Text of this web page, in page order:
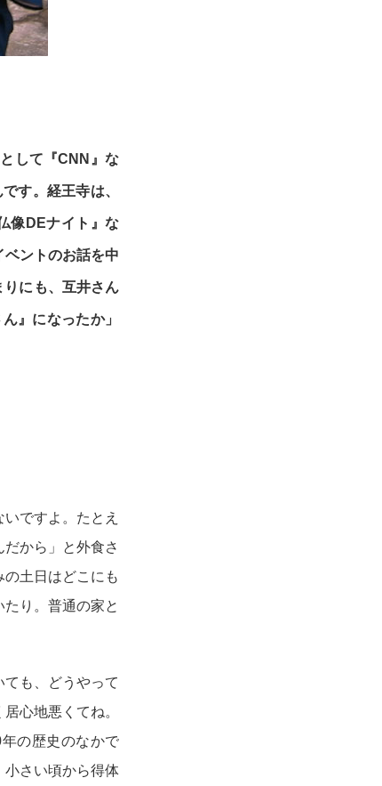
して『CNN』な
す。経王寺は、
像DEナイト』な
ントのお話を中
にも、互井さん
』になったか」
ですよ。たとえ
から」と外食さ
土日はどこにも
り。普通の家と
も、どうやって
心地悪くてね。
の歴史のなかで
小さい頃から得体